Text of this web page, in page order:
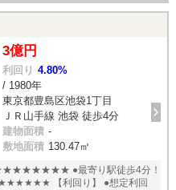
3億円
利回り 4.80%
/ 1980年
東京都豊島区池袋1丁目
ＪＲ山手線 池袋 徒歩4分
建物面積 -
敷地面積 130.47㎡
り駅徒歩4分！
●想定利回